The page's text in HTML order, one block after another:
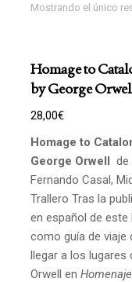
Mostrando el único
Homage to
by George
28,00€
Homage to
George Orwell de
Fernando Casal,
Trallero Tras la
en español de este
como guía de
llegar a los lugares
Orwell en